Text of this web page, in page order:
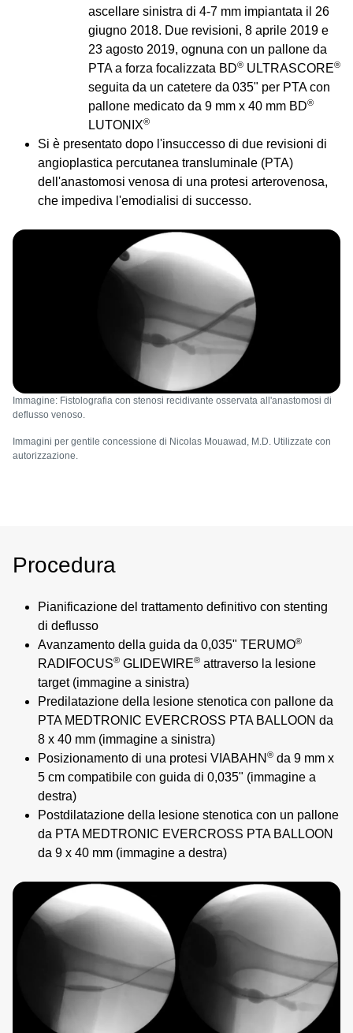
ascellare sinistra di 4-7 mm impiantata il 26
giugno 2018. Due revisioni, 8 aprile 2019 e
23 agosto 2019, ognuna con un pallone da
PTA a forza focalizzata BD® ULTRASCORE®
seguita da un catetere da 035" per PTA con
pallone medicato da 9 mm x 40 mm BD®
LUTONIX®
Si è presentato dopo l'insuccesso di due revisioni di
angioplastica percutanea transluminale (PTA)
dell'anastomosi venosa di una protesi arterovenosa,
che impediva l'emodialisi di successo.
Image
Immagine: Fistolografia con stenosi recidivante osservata all'anastomosi di
deflusso venoso.
Immagini per gentile concessione di Nicolas Mouawad, M.D. Utilizzate con
autorizzazione.
Procedura
Pianificazione del trattamento definitivo con stenting
di deflusso
Avanzamento della guida da 0,035" TERUMO®
RADIFOCUS® GLIDEWIRE® attraverso la lesione
target (immagine a sinistra)
Predilatazione della lesione stenotica con pallone da
PTA MEDTRONIC EVERCROSS PTA BALLOON da
8 x 40 mm (immagine a sinistra)
Posizionamento di una protesi VIABAHN ® da 9 mm x
5 cm compatibile con guida di 0,035" (immagine a
destra)
Postdilatazione della lesione stenotica con un pallone
da PTA MEDTRONIC EVERCROSS PTA BALLOON
da 9 x 40 mm (immagine a destra)
Image